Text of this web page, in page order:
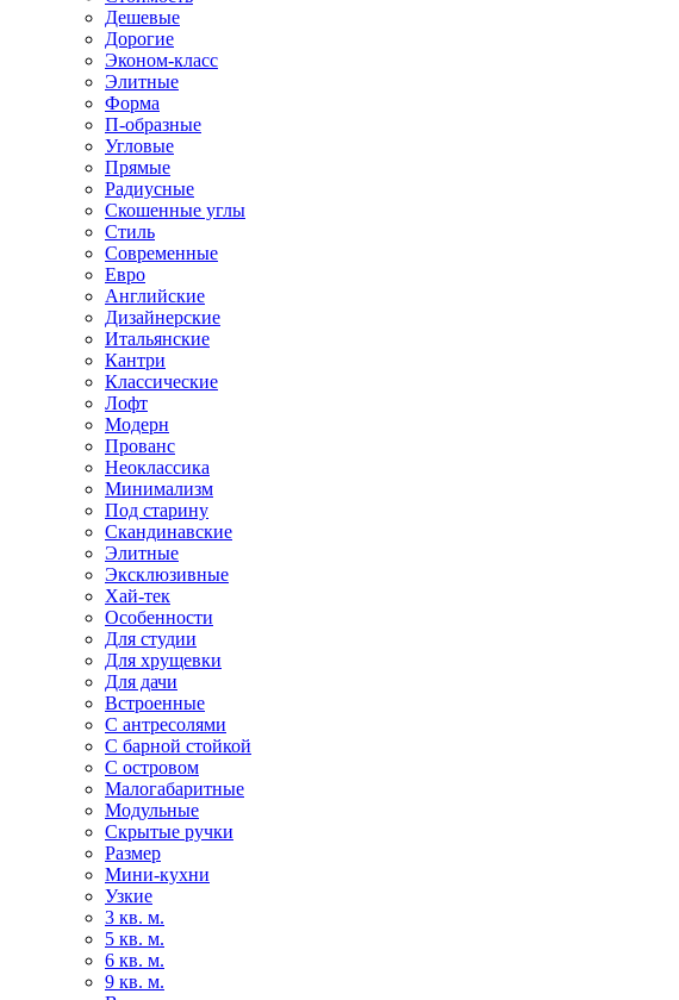
Дешевые
Дорогие
Эконом-класс
Элитные
Форма
П-образные
Угловые
Прямые
Радиусные
Скошенные углы
Стиль
Современные
Евро
Английские
Дизайнерские
Итальянские
Кантри
Классические
Лофт
Модерн
Прованс
Неоклассика
Минимализм
Под старину
Скандинавские
Элитные
Эксклюзивные
Хай-тек
Особенности
Для студии
Для хрущевки
Для дачи
Встроенные
С антресолями
С барной стойкой
С островом
Малогабаритные
Модульные
Скрытые ручки
Размер
Мини-кухни
Узкие
3 кв. м.
5 кв. м.
6 кв. м.
9 кв. м.